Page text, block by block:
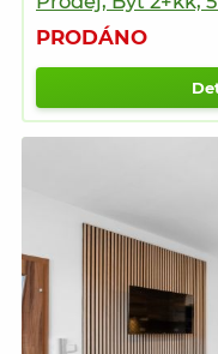
PRODÁNO